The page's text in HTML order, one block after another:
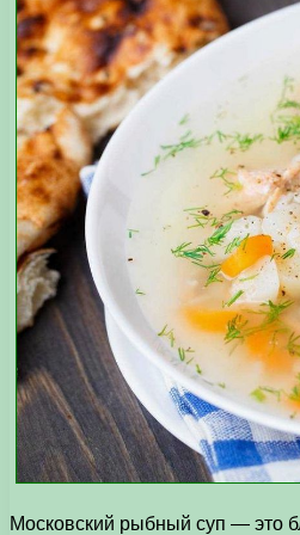
Московский рыбный суп — это